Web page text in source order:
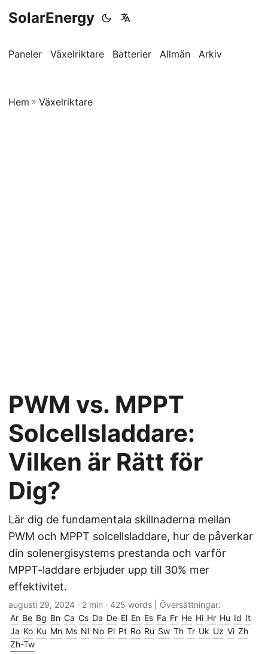
SolarEnergy
Paneler Växelriktare Batterier Allmän Arkiv
Hem » Växelriktare
PWM vs. MPPT
Solcellsladdare:
Vilken är Rätt för
Dig?
Lär dig de fundamentala skillnaderna mellan
PWM och MPPT solcellsladdare, hur de påverkar
din solenergisystems prestanda och varför
MPPT-laddare erbjuder upp till 30% mer
effektivitet.
augusti 29, 2024 · 2 min · 425 words | Översättningar:
Ar Be Bg Bn Ca Cs Da De El En Es Fa Fr He Hi Hr Hu Id It
Ja Ko Ku Mn Ms Nl No Pl Pt Ro Ru Sw Th Tr Uk Uz Vi Zh
Zh-Tw